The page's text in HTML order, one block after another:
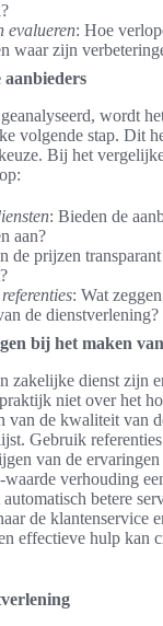
evalueren: Hoe
waar zijn
wordt
volgende stap. Dit
Bij het
: Bieden de
aan?
de prijzen transparant
: Wat
de dienstverlening?
bij het maken
zakelijke dienst zijn
niet over het
van de kwaliteit van
Gebruik
van de ervaringen
waarde verhouding
betere
de klantenservice
effectieve hulp kan